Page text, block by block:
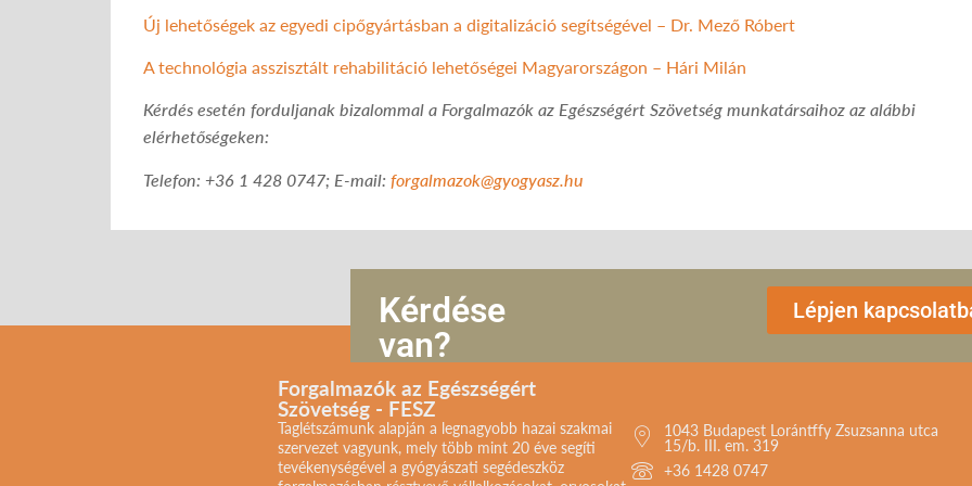
Új lehetőségek az egyedi cipőgyártásban a digitalizáció segítségével – Dr. Mező Róbert
A technológia asszisztált rehabilitáció lehetőségei Magyarországon – Hári Milán
Kérdés esetén forduljanak bizalommal a Forgalmazók az Egészségért Szövetség munkatársaihoz az alábbi
elérhetőségeken:
Telefon: +36 1 428 0747; E-mail: forgalmazok@gyogyasz.hu
Kérdése
van?
Lépjen
Forgalmazók az Egészségért
Szövetség - FESZ
Taglétszámunk alapján a legnagyobb hazai szakmai
szervezet vagyunk, mely több mint 20 éve segíti
tevékenységével a gyógyászati segédeszköz
1043 Budapest Lorántffy Zsuzsanna utca
15/b. III. em. 319
+36 1428 0747